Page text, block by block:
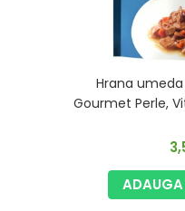
Hrana
Gourmet Perle,